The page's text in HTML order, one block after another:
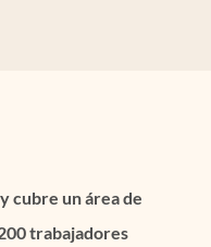
cubre un área de
trabajadores